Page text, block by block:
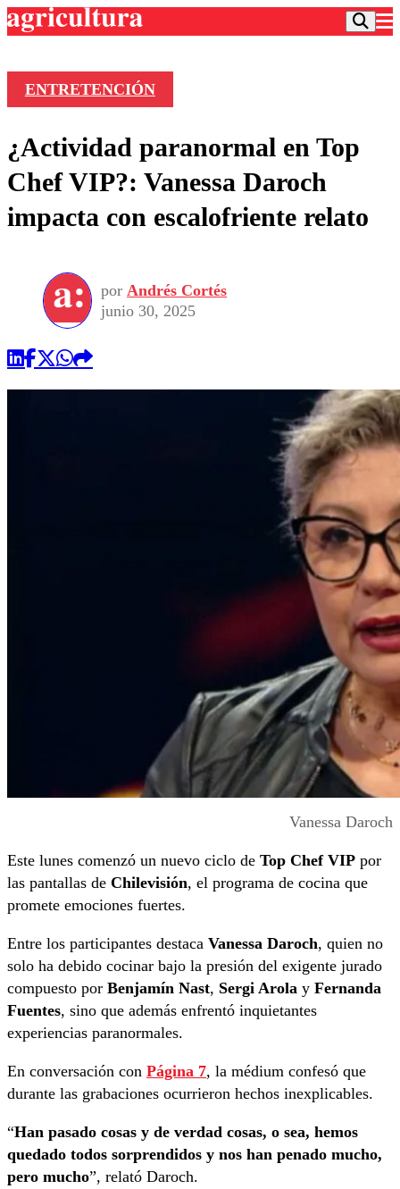
Frecuencias
Agricultura TV
Deportes
Colo Colo
Seleccion Chilena
Torneo Internacional
Universidad de Chile
Entretención
Economía
Internacional
Sustentabilidad
Publicaciones en medios
Opinión
ENTRETENCIÓN
¿Actividad paranormal en Top
Chef VIP?: Vanessa Daroch
impacta con escalofriente relato
por Andrés Cortés
junio 30, 2025
Vanessa Daroch
Este lunes comenzó un nuevo ciclo de Top Chef VIP por
las pantallas de Chilevisión, el programa de cocina que
promete emociones fuertes.
Entre los participantes destaca Vanessa Daroch, quien no
solo ha debido cocinar bajo la presión del exigente jurado
compuesto por Benjamín Nast, Sergi Arola y Fernanda
Fuentes, sino que además enfrentó inquietantes
experiencias paranormales.
En conversación con Página 7, la médium confesó que
durante las grabaciones ocurrieron hechos inexplicables.
“Han pasado cosas y de verdad cosas, o sea, hemos
quedado todos sorprendidos y nos han penado mucho,
pero mucho”, relató Daroch.